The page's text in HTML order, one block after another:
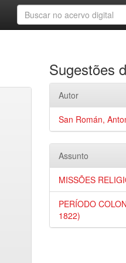
Sugestões
Autor
San Román,
Assunto
MISSÕES
PERÍODO
1822)